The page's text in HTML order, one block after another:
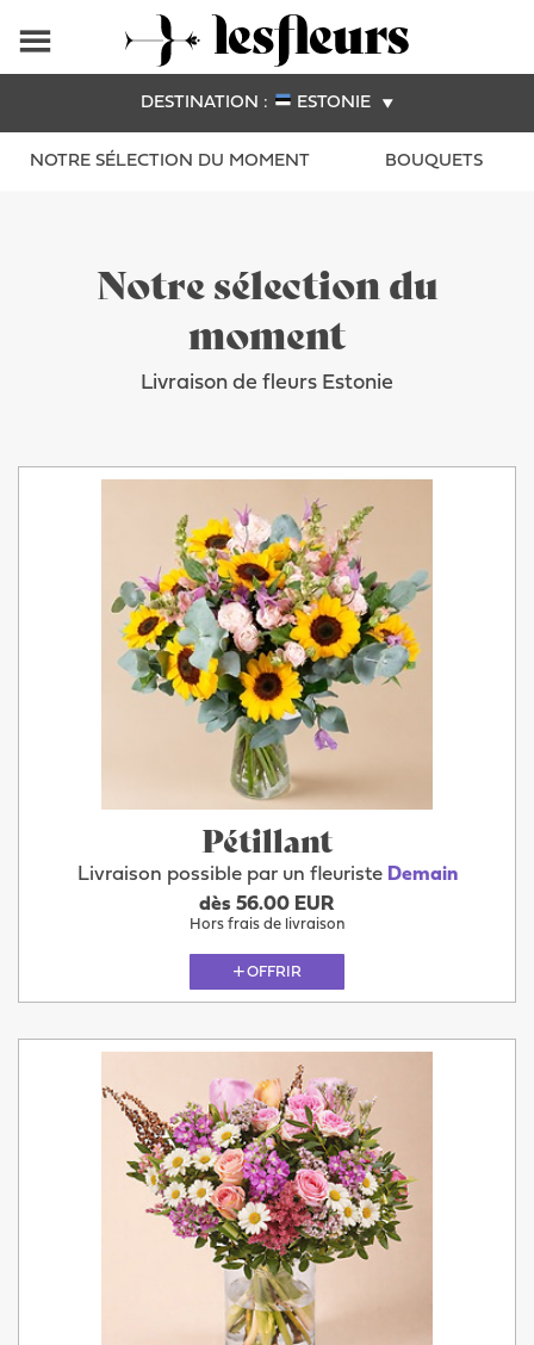
DESTINATION : ESTONIE
NOTRE SÉLECTION DU MOMENT BOUQUETS
Notre sélection du
moment
Livraison de fleurs Estonie
Pétillant
Livraison possible par un fleuriste Demain
dès 56.00 EUR
Hors frais de livraison
OFFRIR